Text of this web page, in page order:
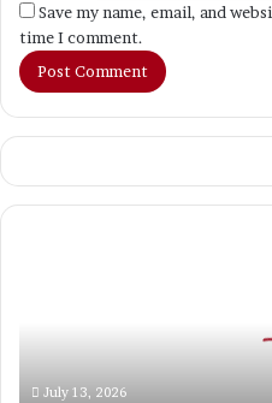
Save my name, email, and
time I comment.
Umrah
July 13, 2026